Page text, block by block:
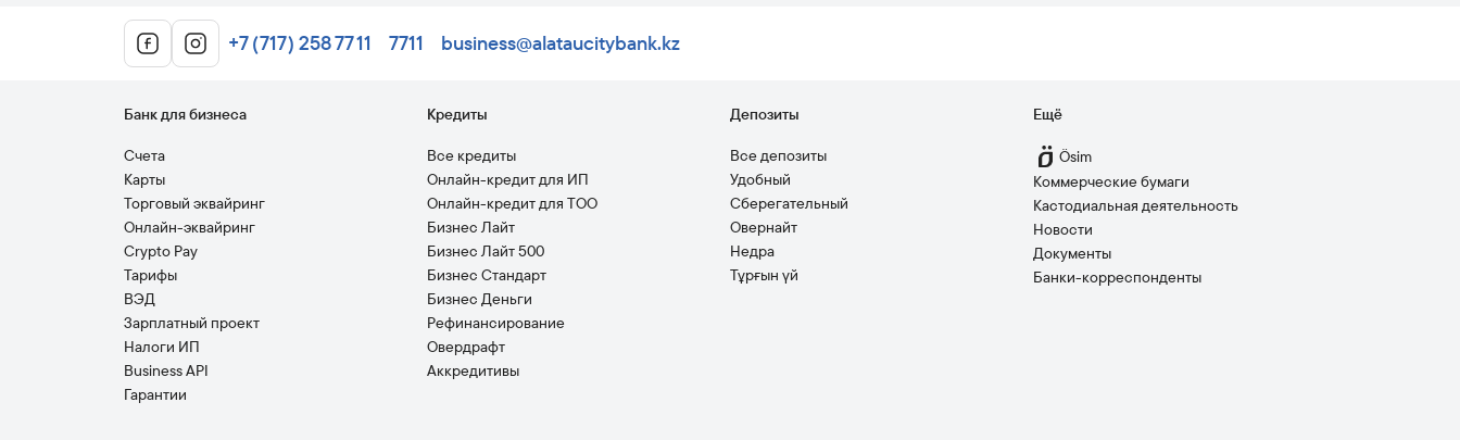
+7 (717) 258 77 11 7711 business@alataucitybank.kz
Банк для бизнеса
Счета
Карты
Торговый эквайринг
Онлайн-эквайринг
Crypto Pay
Тарифы
ВЭД
Зарплатный проект
Налоги ИП
Business API
Гарантии
Кредиты
Все кредиты
Онлайн-кредит для ИП
Онлайн-кредит для ТОО
Бизнес Лайт
Бизнес Лайт 500
Бизнес Стандарт
Бизнес Деньги
Рефинансирование
Овердрафт
Аккредитивы
Депозиты
Все депозиты
Удобный
Сберегательный
Овернайт
Недра
Тұрғын үй
Ещё
Ösim
Коммерческие бумаги
Кастодиальная деятельность
Новости
Документы
Банки-корреспонденты